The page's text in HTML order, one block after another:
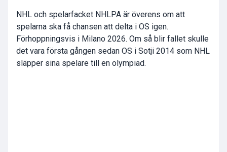
NHL och spelarfacket NHLPA är överens om att
spelarna ska få chansen att delta i OS igen.
Förhoppningsvis i Milano 2026. Om så blir fallet skulle
det vara första gången sedan OS i Sotji 2014 som NHL
släpper sina spelare till en olympiad.